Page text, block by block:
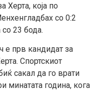
Херта, која по
со 0:2
со 23 бода.
е прв кандидат за
Спортскиот
сакал да го врати
минатата година, кога